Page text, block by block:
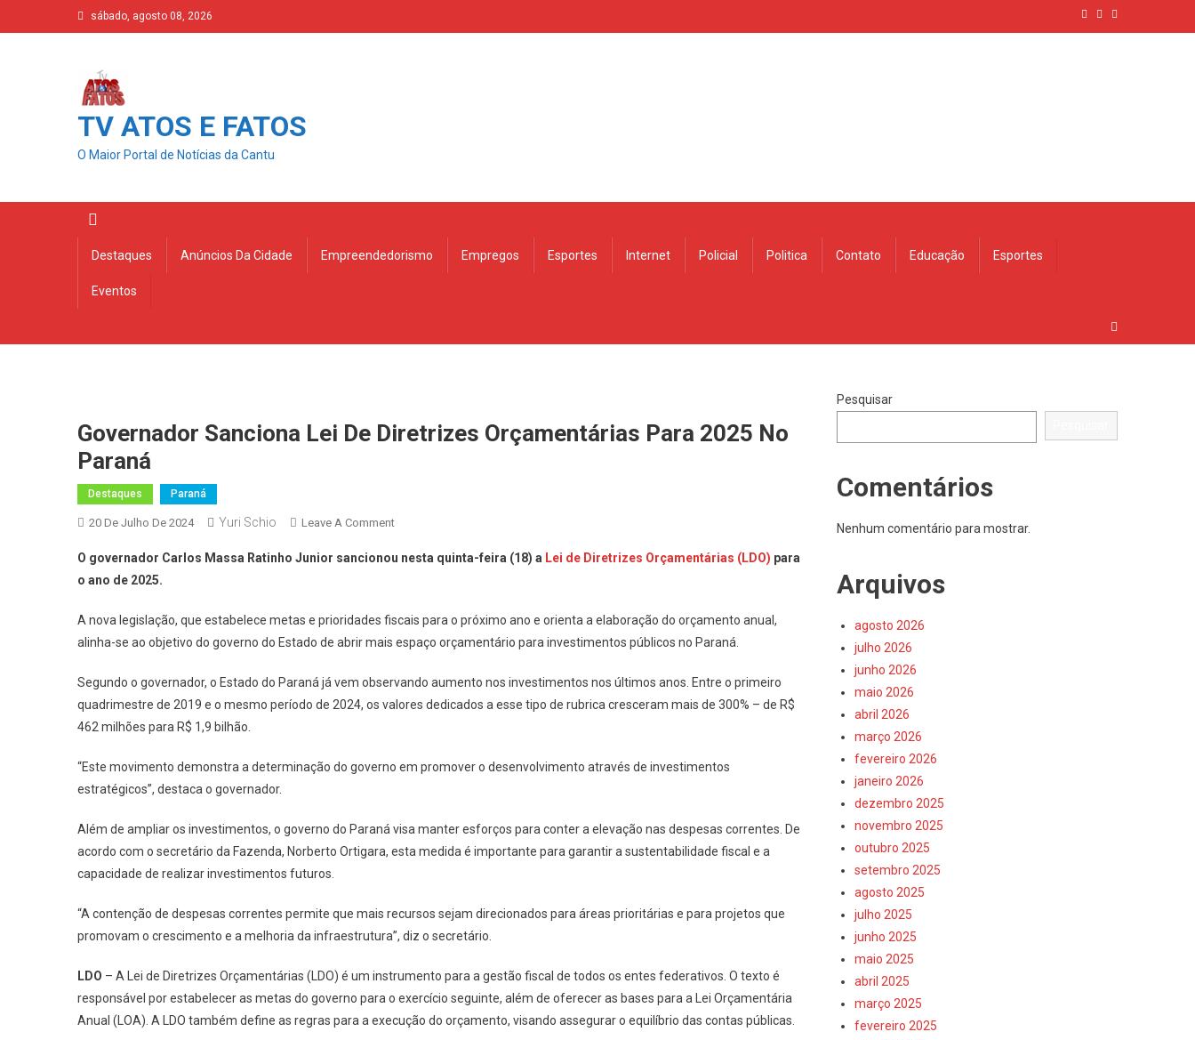
to
sábado, agosto 08, 2026
TV ATOS E FATOS
O Maior Portal de Notícias da Cantu
Destaques Anúncios Da Cidade Empreendedorismo Empregos Esportes Internet Policial Politica Contato Educação Esportes
Eventos
Governador Sanciona Lei De Diretrizes Orçamentárias Para 2025 No
Paraná
Destaques Paraná
20 De Julho De 2024 Yuri Schio Leave A CommentOn
Sanciona
Diretrizes
Orçamentárias
2025
No
O governador Carlos Massa Ratinho Junior sancionou nesta quinta-feira (18) a Lei de Diretrizes Orçamentárias (LDO) para
o ano de 2025.
A nova legislação, que estabelece metas e prioridades fiscais para o próximo ano e orienta a elaboração do orçamento anual,
alinha-se ao objetivo do governo do Estado de abrir mais espaço orçamentário para investimentos públicos no Paraná.
Segundo o governador, o Estado do Paraná já vem observando aumento nos investimentos nos últimos anos. Entre o primeiro
quadrimestre de 2019 e o mesmo período de 2024, os valores dedicados a esse tipo de rubrica cresceram mais de 300% – de R$
462 milhões para R$ 1,9 bilhão.
“Este movimento demonstra a determinação do governo em promover o desenvolvimento através de investimentos
estratégicos”, destaca o governador.
Além de ampliar os investimentos, o governo do Paraná visa manter esforços para conter a elevação nas despesas correntes. De
acordo com o secretário da Fazenda, Norberto Ortigara, esta medida é importante para garantir a sustentabilidade fiscal e a
capacidade de realizar investimentos futuros.
“A contenção de despesas correntes permite que mais recursos sejam direcionados para áreas prioritárias e para projetos que
promovam o crescimento e a melhoria da infraestrutura”, diz o secretário.
LDO – A Lei de Diretrizes Orçamentárias (LDO) é um instrumento para a gestão fiscal de todos os entes federativos. O texto é
responsável por estabelecer as metas do governo para o exercício seguinte, além de oferecer as bases para a Lei Orçamentária
Anual (LOA). A LDO também define as regras para a execução do orçamento, visando assegurar o equilíbrio das contas públicas.
Pesquisar
Comentários
Nenhum comentário para mostrar.
Arquivos
agosto 2026
julho 2026
junho 2026
maio 2026
abril 2026
março 2026
fevereiro 2026
janeiro 2026
dezembro 2025
novembro 2025
outubro 2025
setembro 2025
agosto 2025
julho 2025
junho 2025
maio 2025
abril 2025
março 2025
fevereiro 2025